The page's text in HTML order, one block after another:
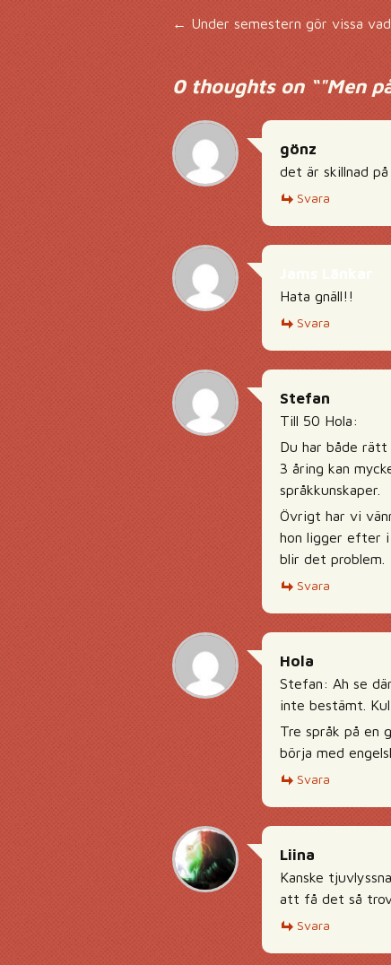
Inläggsnavigering
← Under semestern gör vissa
0 thoughts on “"Men
gönz
det är skillnad på
Svara
Hata gnäll!!
Svara
Stefan
Till 50 Hola:
Du har både rätt
3 åring kan
språkkunskaper.
Övrigt har vi
hon ligger efter i
blir det problem.
Svara
Hola
Stefan: Ah se
inte bestämt.
Tre språk på en
börja med
Svara
Liina
Kanske
att få det så
Svara